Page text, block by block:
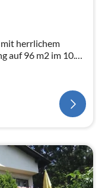
herrlichem
auf 96 m2 im 10.